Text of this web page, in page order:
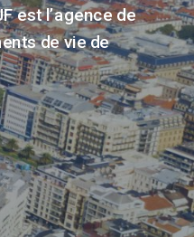
est l’agence de
de vie de